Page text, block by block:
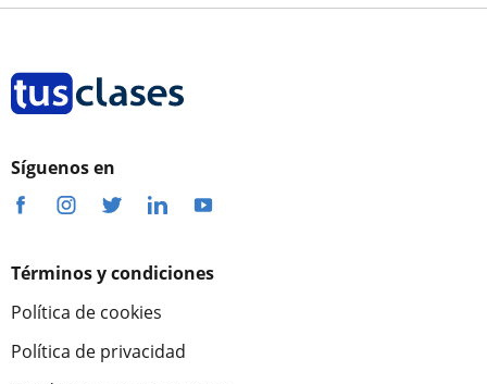
Síguenos en
Términos y condiciones
Política de cookies
Política de privacidad